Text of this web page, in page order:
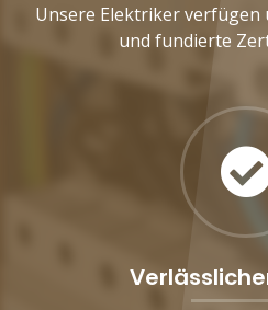
Unsere Elektriker verfügen
und fundierte